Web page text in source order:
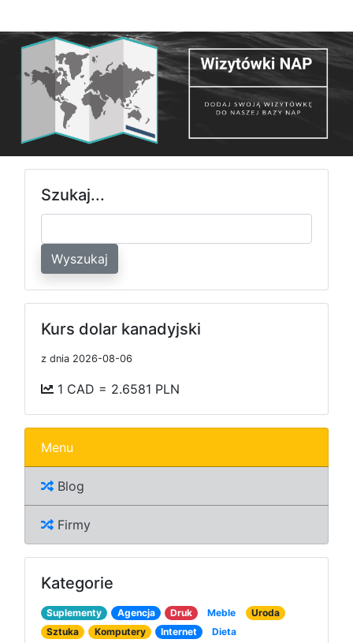
Szukaj...
Wyszukaj
Kurs dolar kanadyjski
z dnia 2026-08-06
1 CAD = 2.6581 PLN
Menu
Blog
Firmy
Kategorie
Suplementy Agencja Druk Meble
Uroda
Sztuka
Komputery Internet Dieta